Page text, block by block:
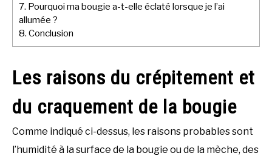
7. Pourquoi ma bougie a-t-elle éclaté lorsque je l’ai
allumée ?
8. Conclusion
Les raisons du crépitement et
du craquement de la bougie
Comme indiqué ci-dessus, les raisons probables sont
l’humidité à la surface de la bougie ou de la mèche, des